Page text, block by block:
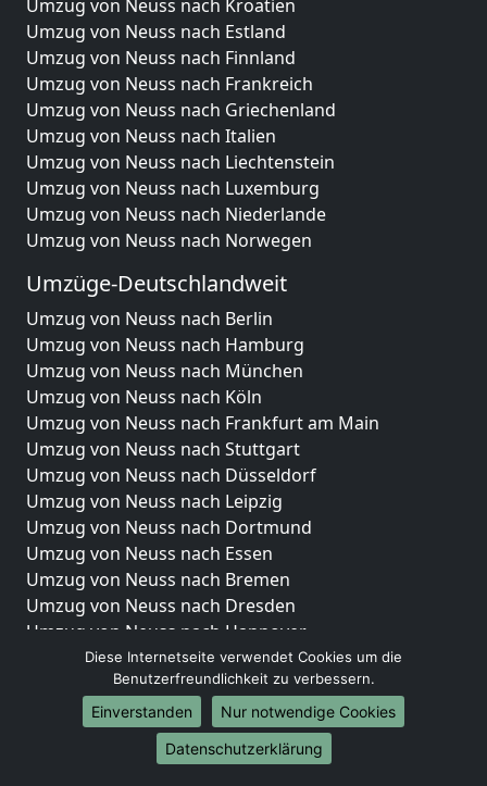
Umzug von Neuss nach Kroatien
Umzug von Neuss nach Estland
Umzug von Neuss nach Finnland
Umzug von Neuss nach Frankreich
Umzug von Neuss nach Griechenland
Umzug von Neuss nach Italien
Umzug von Neuss nach Liechtenstein
Umzug von Neuss nach Luxemburg
Umzug von Neuss nach Niederlande
Umzug von Neuss nach Norwegen
Umzüge-Deutschlandweit
Umzug von Neuss nach Berlin
Umzug von Neuss nach Hamburg
Umzug von Neuss nach München
Umzug von Neuss nach Köln
Umzug von Neuss nach Frankfurt am Main
Umzug von Neuss nach Stuttgart
Umzug von Neuss nach Düsseldorf
Umzug von Neuss nach Leipzig
Umzug von Neuss nach Dortmund
Umzug von Neuss nach Essen
Umzug von Neuss nach Bremen
Umzug von Neuss nach Dresden
Umzug von Neuss nach Hannover
Umzug von Neuss nach Nürnberg
Umzug von Neuss nach Duisburg
Umzug von Neuss nach Bochum
Umzug von Neuss nach Wuppertal
Umzug von Neuss nach Bielefeld
Diese Internetseite verwendet Cookies um die
Benutzerfreundlichkeit zu verbessern.
Einverstanden
Nur notwendige Cookies
Datenschutzerklärung